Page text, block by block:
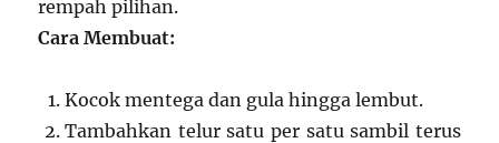
rempah pilihan.
Cara Membuat:
Kocok mentega dan gula hingga lembut.
Tambahkan telur satu per satu sambil terus